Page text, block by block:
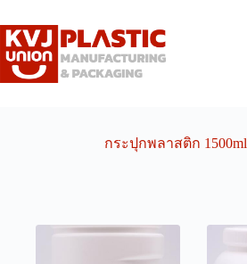
to
content
กระปุกพลาสติก 1500ml